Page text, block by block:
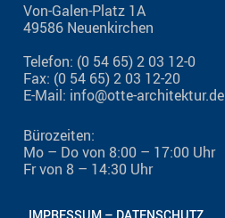
Von-Galen-Platz 1A
49586 Neuenkirchen
Telefon: (0 54 65) 2 03 12-0
Fax: (0 54 65) 2 03 12-20
E-Mail: info@otte-architektur.de
Bürozeiten:
Mo – Do von 8:00 – 17:00 Uhr
Fr von 8 – 14:30 Uhr